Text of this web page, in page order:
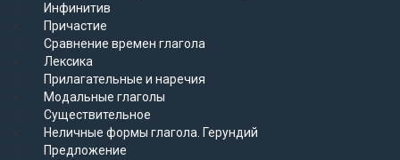
Инфинитив
Причастие
Сравнение времен глагола
Лексика
Прилагательные и наречия
Модальные глаголы
Существительное
Неличные формы глагола. Герундий
Предложение